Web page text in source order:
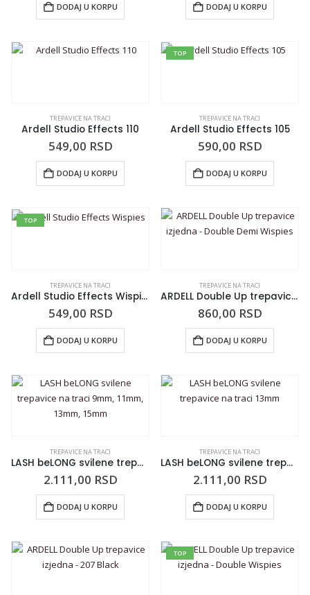
DODAJ U KORPU DODAJ U KORPU
TREPAVICE NA TRACI
Ardell Studio Effects 110
549,00 RSD
DODAJ U KORPU
TOP
TREPAVICE NA TRACI
Ardell Studio Effects 105
590,00 RSD
DODAJ U KORPU
TOP
TREPAVICE NA TRACI
Ardell Studio Effects Wispies
549,00 RSD
DODAJ U KORPU
TREPAVICE NA TRACI
ARDELL Double Up trepavice izjedna – Double Demi Wispies
860,00 RSD
DODAJ U KORPU
TREPAVICE NA TRACI
LASH beLONG svilene trepavice na traci 9mm, 11mm, 13mm, 15mm
2.111,00 RSD
DODAJ U KORPU
TREPAVICE NA TRACI
LASH beLONG svilene trepavice na traci 13mm
2.111,00 RSD
DODAJ U KORPU
TOP